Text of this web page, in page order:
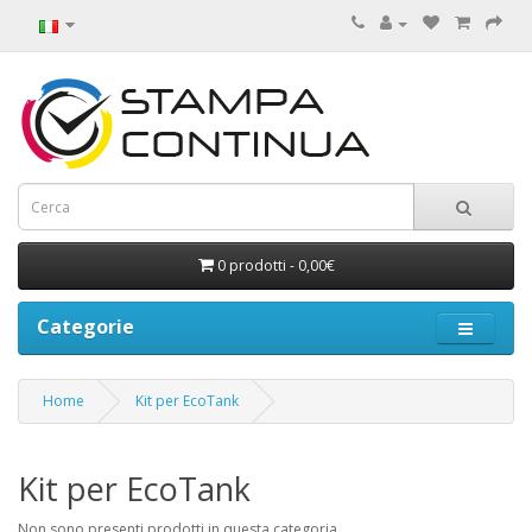
0 prodotti - 0,00€
Categorie
Home Kit per EcoTank
Kit per EcoTank